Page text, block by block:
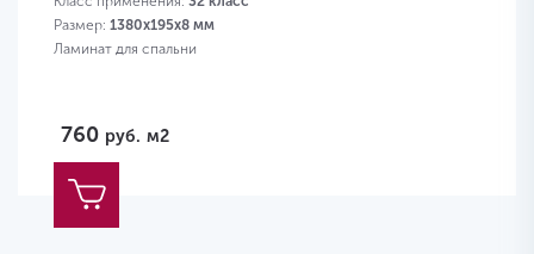
Размер: 1380х195х8 мм
Ламинат для спальни
760 руб. м2